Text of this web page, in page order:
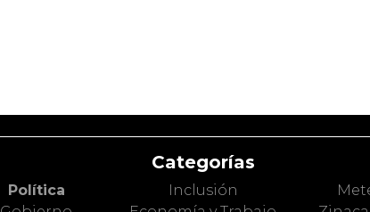
Categorías
Política
Inclusión